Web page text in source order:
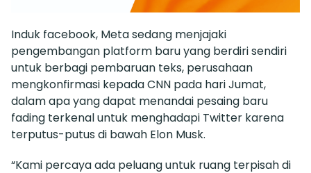
Induk facebook, Meta sedang menjajaki
pengembangan platform baru yang berdiri sendiri
untuk berbagi pembaruan teks, perusahaan
mengkonfirmasi kepada CNN pada hari Jumat,
dalam apa yang dapat menandai pesaing baru
fading terkenal untuk menghadapi Twitter karena
terputus-putus di bawah Elon Musk.
“Kami percaya ada peluang untuk ruang terpisah di